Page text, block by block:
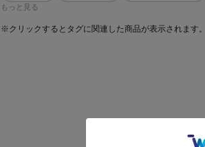
もっと見る
※クリックするとタグに関連した商品が表示されます。